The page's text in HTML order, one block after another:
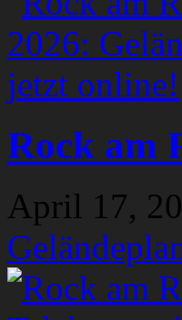
Rock am
April 17,